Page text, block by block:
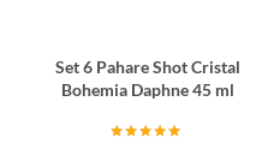
Set 6 Pahare Shot Cristal
Bohemia Daphne 45 ml